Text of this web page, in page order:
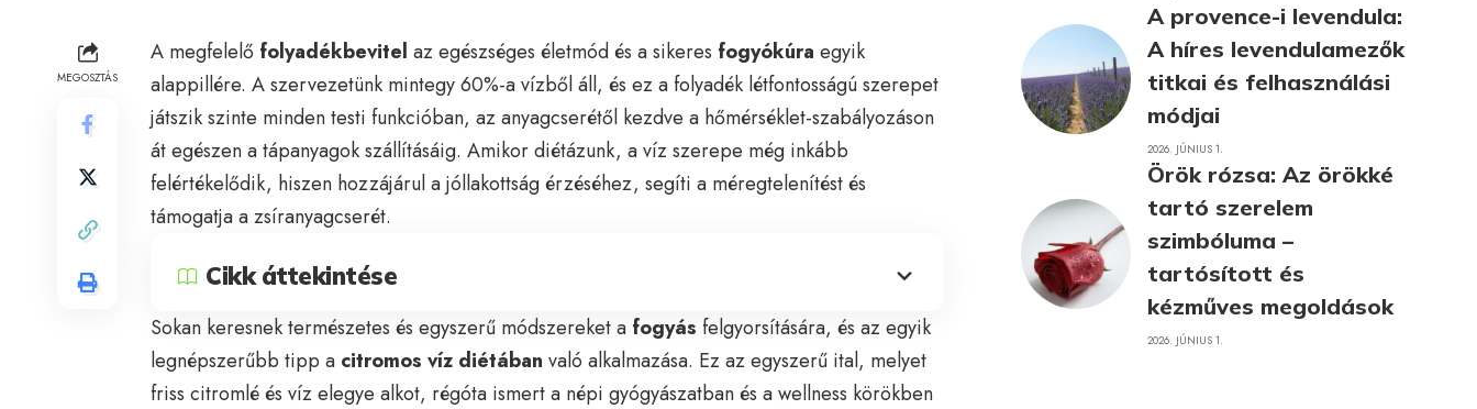
MEGOSZTÁS
A megfelelő folyadékbevitel az egészséges életmód és a sikeres fogyókúra egyik
alappillére. A szervezetünk mintegy 60%-a vízből áll, és ez a folyadék létfontosságú szerepet
játszik szinte minden testi funkcióban, az anyagcserétől kezdve a hőmérséklet-szabályozáson
át egészen a tápanyagok szállításáig. Amikor diétázunk, a víz szerepe még inkább
felértékelődik, hiszen hozzájárul a jóllakottság érzéséhez, segíti a méregtelenítést és
támogatja a zsíranyagcserét.
Cikk áttekintése
Sokan keresnek természetes és egyszerű módszereket a fogyás felgyorsítására, és az egyik
legnépszerűbb tipp a citromos víz diétában való alkalmazása. Ez az egyszerű ital, melyet
friss citromlé és víz elegye alkot, régóta ismert a népi gyógyászatban és a wellness körökben
A provence-i levendula:
A híres levendulamezők
titkai és felhasználási
módjai
2026. JÚNIUS 1.
Örök rózsa: Az örökké
tartó szerelem
szimbóluma –
tartósított és
kézműves megoldások
2026. JÚNIUS 1.